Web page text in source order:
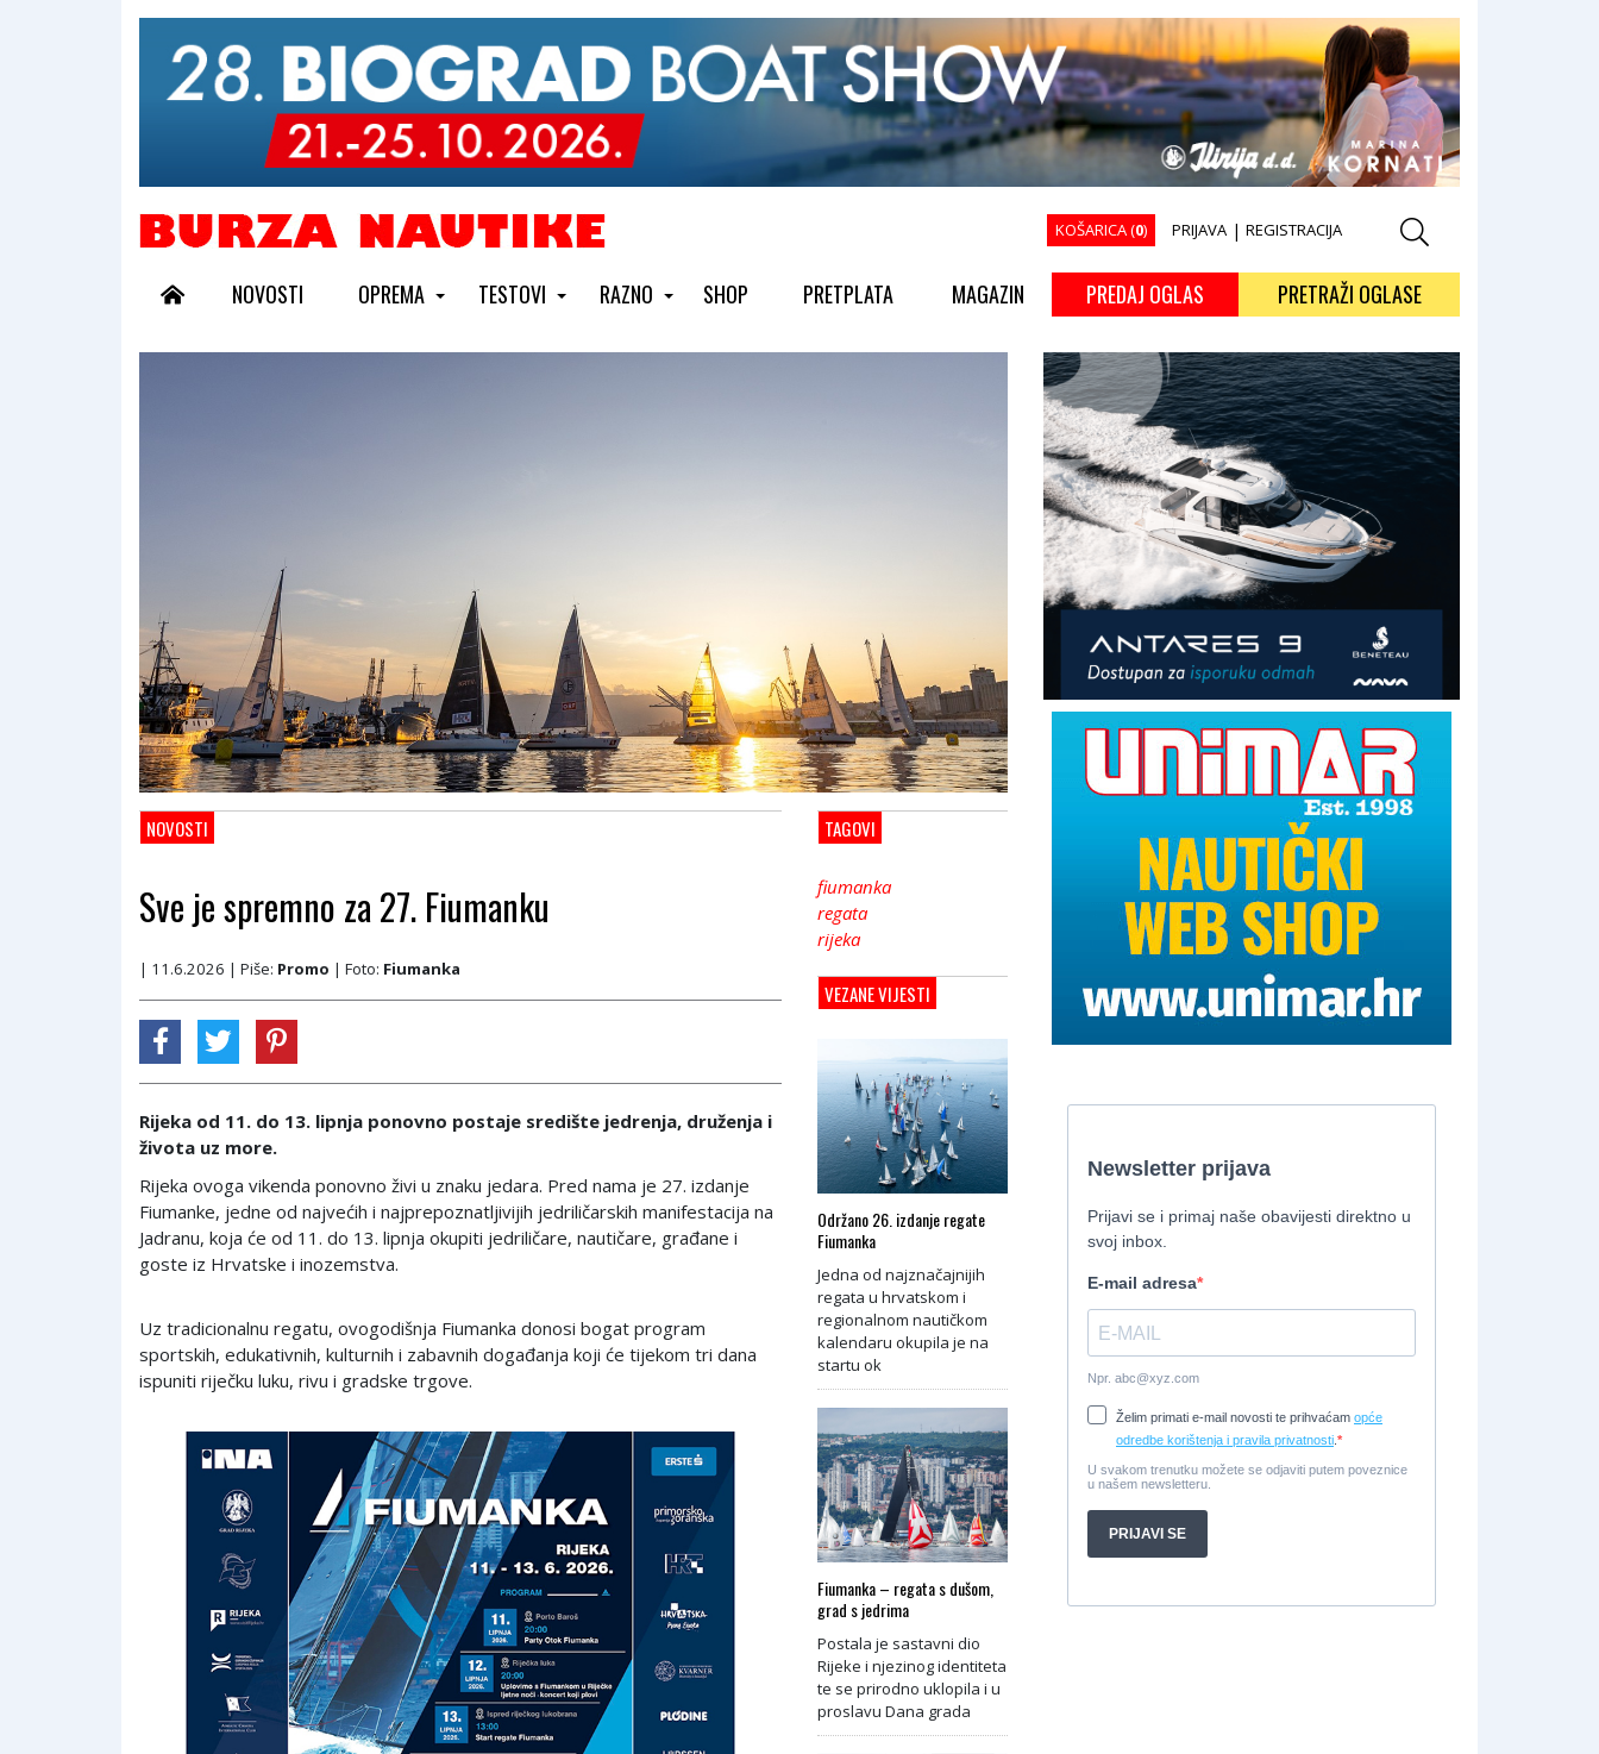
KOŠARICA (0) PRIJAVA | REGISTRACIJA
NOVOSTI OPREMA TESTOVI RAZNO SHOP PRETPLATA MAGAZIN PREDAJ OGLAS PRETRAŽI OGLASE
NOVOSTI
Sve je spremno za 27. Fiumanku
| 11.6.2026 | Piše: Promo | Foto: Fiumanka
Rijeka od 11. do 13. lipnja ponovno postaje središte jedrenja, druženja i
života uz more.
Rijeka ovoga vikenda ponovno živi u znaku jedara. Pred nama je 27. izdanje
Fiumanke, jedne od najvećih i najprepoznatljivijih jedriličarskih manifestacija na
Jadranu, koja će od 11. do 13. lipnja okupiti jedriličare, nautičare, građane i
goste iz Hrvatske i inozemstva.
Uz tradicionalnu regatu, ovogodišnja Fiumanka donosi bogat program
sportskih, edukativnih, kulturnih i zabavnih događanja koji će tijekom tri dana
ispuniti riječku luku, rivu i gradske trgove.
TAGOVI
fiumanka
regata
rijeka
VEZANE VIJESTI
Održano 26. izdanje regate
Fiumanka
Jedna od najznačajnijih
regata u hrvatskom i
regionalnom nautičkom
kalendaru okupila je na
startu ok
Fiumanka – regata s dušom,
grad s jedrima
Postala je sastavni dio
Rijeke i njezinog identiteta
te se prirodno uklopila i u
proslavu Dana grada